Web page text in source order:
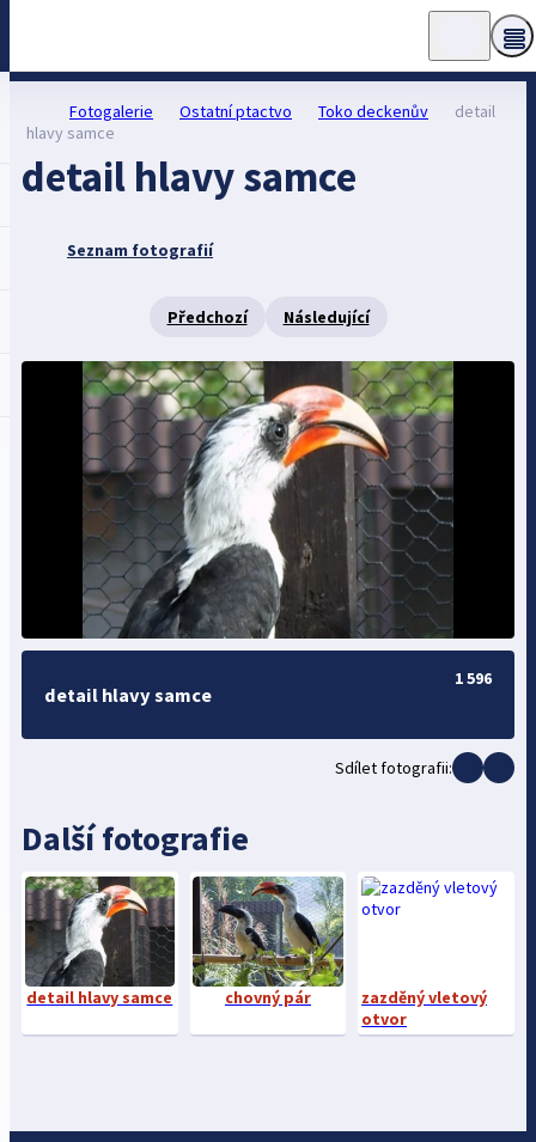
Fotogalerie Ostatní ptactvo Toko deckenův
detail
hlavy samce
detail hlavy samce
Seznam fotografií
Předchozí Následující
detail hlavy samce
1 596
Sdílet fotografii:
Další fotografie
detail hlavy samce chovný pár
zazděný vletový
otvor